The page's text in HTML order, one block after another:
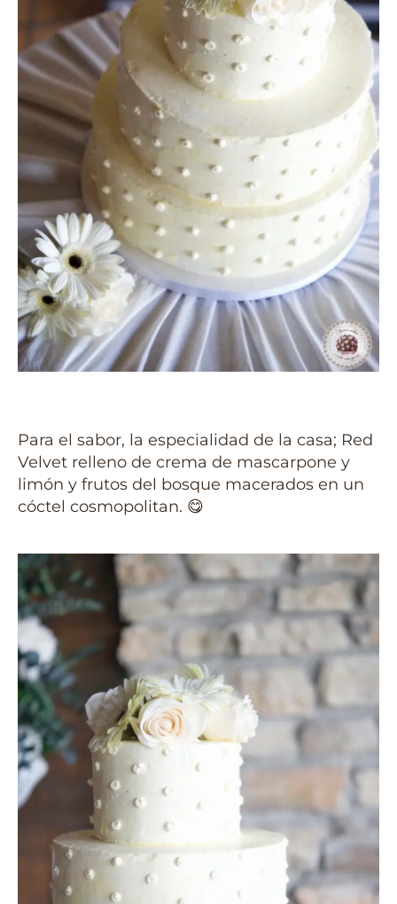
Para el sabor, la especialidad de la casa; Red
Velvet relleno de crema de mascarpone y
limón y frutos del bosque macerados en un
cóctel cosmopolitan. 😋